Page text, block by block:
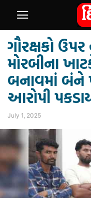
ગૌરક્ષકો
મોરબીના
બનાવમાં બંને
આરોપી
July 1, 2025